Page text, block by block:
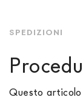
SPEDIZIONI
Questo